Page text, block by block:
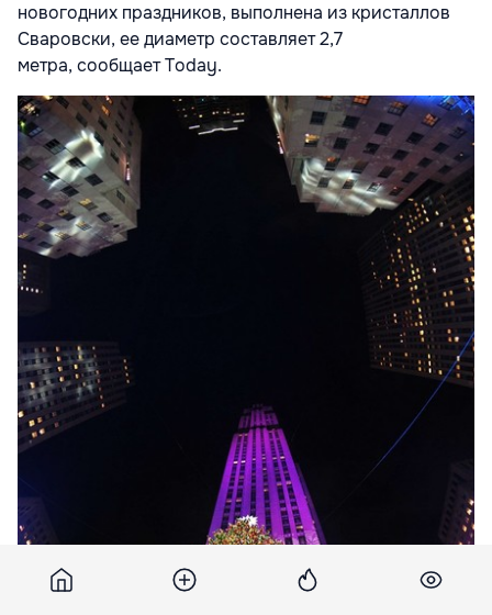
новогодних праздников, выполнена из кристаллов
Сваровски, ее диаметр составляет 2,7
метра, сообщаетТoday.